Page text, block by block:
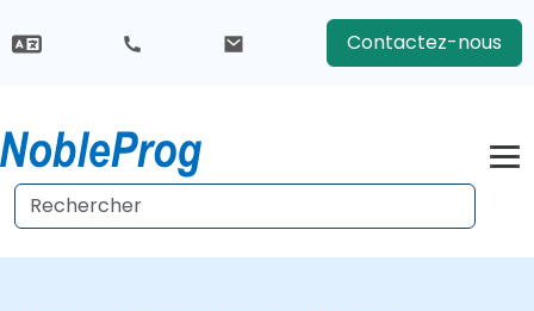
Contactez-nous